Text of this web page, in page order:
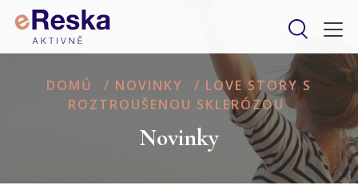
DOMŮ / NOVINKY / LOVE STORY S
ROZTROUŠENOU SKLERÓZOU
Novinky